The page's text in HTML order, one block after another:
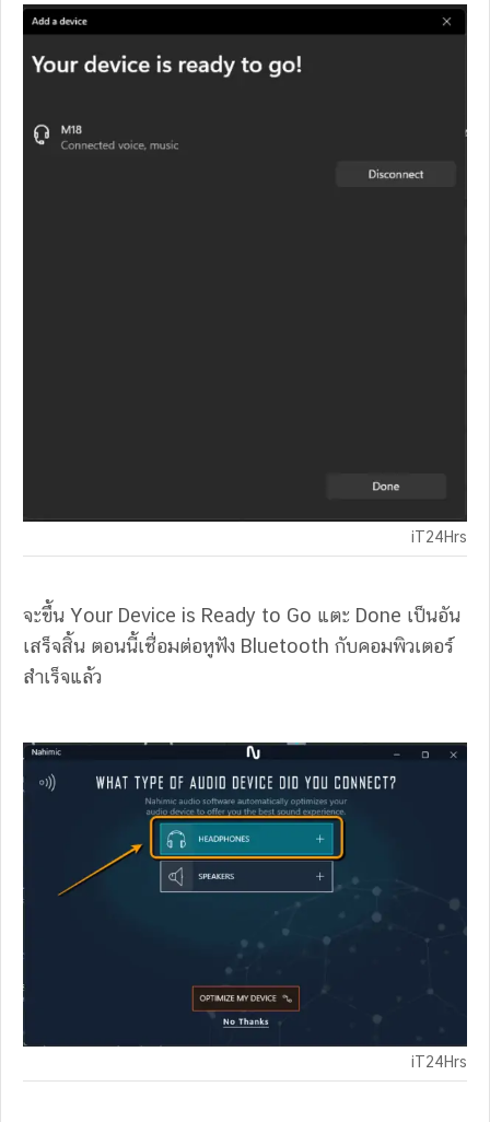
iT24Hrs
จะขึ้น Your Device is Ready to Go แตะ Done เป็นอัน
เสร็จสิ้น ตอนนี้เชื่อมต่อหูฟัง Bluetooth กับคอมพิวเตอร์
สำเร็จแล้ว
iT24Hrs